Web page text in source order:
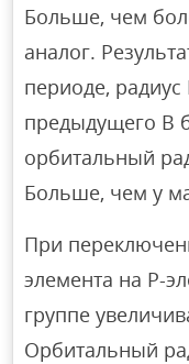
Больше, чем
аналог.
периоде,
предыдущего В
орбитальный
Больше, чем у
При
элемента на Р-
группе
Орбитальный